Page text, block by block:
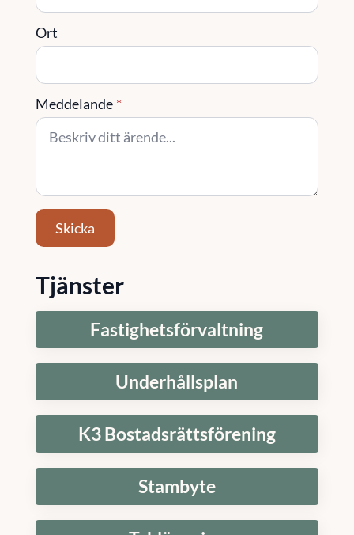
Ort
Meddelande *
Skicka
Tjänster
Fastighetsförvaltning
Underhållsplan
K3 Bostadsrättsförening
Stambyte